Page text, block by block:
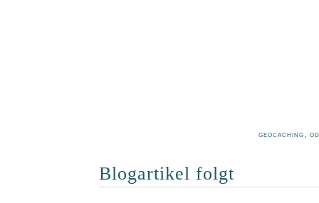
geocaching,
Blogartikel folgt